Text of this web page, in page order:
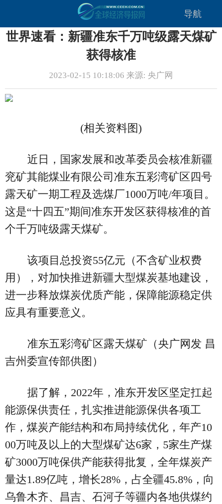
导航
世界速看：新疆准东千万吨级露天煤矿
获得核准
2023-02-15 10:18:06 来源: 央广网
(相关资料图)
近日，国家发展和改革委员会核准新疆
兖矿其能煤业有限公司准东五彩湾矿区四号
露天矿一期工程及选煤厂1000万吨/年项目。
这是“十四五”期间准东开发区获得核准的首
个千万吨级露天煤矿。
该项目总投资55亿元（不含矿业权费
用），对加快推进新疆大型煤炭基地建设，
进一步释放煤炭优质产能，保障能源稳定供
应具有重要意义。
准东五彩湾矿区露天煤矿（央广网发 昌
吉州委宣传部供图）
据了解，2022年，准东开发区坚定扛起
能源保供责任，扎实推进能源保供各项工
作，煤炭产能结构和布局持续优化，年产10
00万吨及以上的大型煤矿达6家，5家生产煤
矿3000万吨保供产能获得批复，全年煤炭产
量达1.89亿吨，增长28%，占全疆45.8%，向
乌鲁木齐、昌吉、石河子等疆内各地供煤约